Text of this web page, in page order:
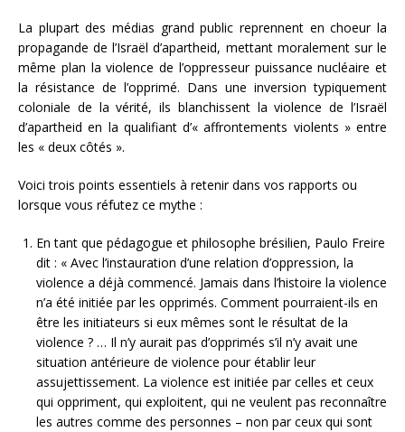
La plupart des médias grand public reprennent en choeur la
propagande de l’Israël d’apartheid, mettant moralement sur le
même plan la violence de l’oppresseur puissance nucléaire et
la résistance de l’opprimé. Dans une inversion typiquement
coloniale de la vérité, ils blanchissent la violence de l’Israël
d’apartheid en la qualifiant d’« affrontements violents » entre
les « deux côtés ».
Voici trois points essentiels à retenir dans vos rapports ou
lorsque vous réfutez ce mythe :
En tant que pédagogue et philosophe brésilien, Paulo Freire
dit : « Avec l’instauration d’une relation d’oppression, la
violence a déjà commencé. Jamais dans l’histoire la violence
n’a été initiée par les opprimés. Comment pourraient-ils en
être les initiateurs si eux mêmes sont le résultat de la
violence ? … Il n’y aurait pas d’opprimés s’il n’y avait une
situation antérieure de violence pour établir leur
assujettissement. La violence est initiée par celles et ceux
qui oppriment, qui exploitent, qui ne veulent pas reconnaître
les autres comme des personnes – non par ceux qui sont